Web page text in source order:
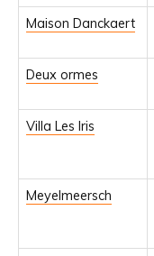
Maison Danckaert
Deux ormes
Villa Les Iris
Meyelmeersch